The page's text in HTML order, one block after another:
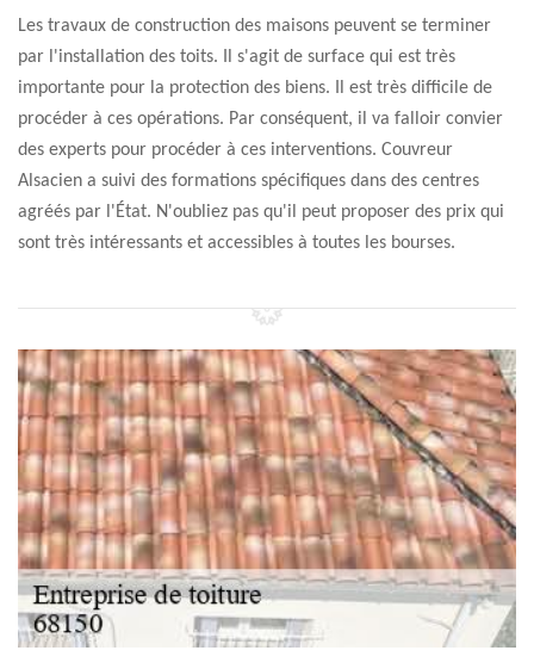
Les travaux de construction des maisons peuvent se terminer
par l'installation des toits. Il s'agit de surface qui est très
importante pour la protection des biens. Il est très difficile de
procéder à ces opérations. Par conséquent, il va falloir convier
des experts pour procéder à ces interventions. Couvreur
Alsacien a suivi des formations spécifiques dans des centres
agréés par l'État. N'oubliez pas qu'il peut proposer des prix qui
sont très intéressants et accessibles à toutes les bourses.